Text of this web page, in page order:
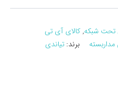
تحت شبکه,کالای آی تی
مداربسته برند:تیاندی